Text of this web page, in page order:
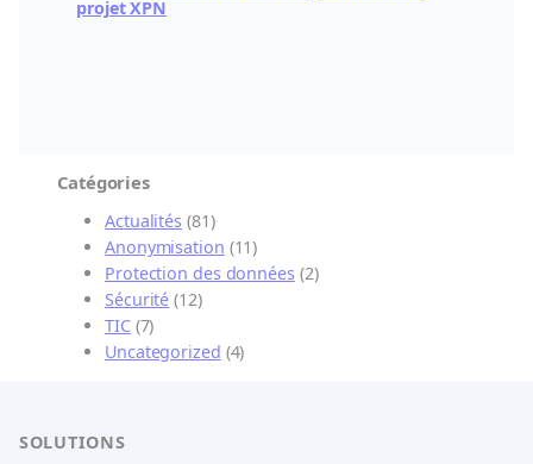
projet XPN
Catégories
Actualités (81)
Anonymisation (11)
Protection des données (2)
Sécurité (12)
TIC(7)
Uncategorized (4)
SOLUTIONS